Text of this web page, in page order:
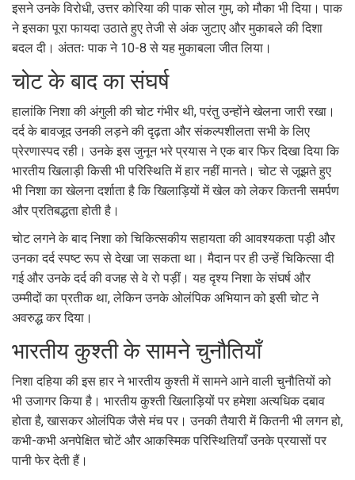
इसने उनके विरोधी, उत्तर कोरिया की पाक सोल गुम, को मौका भी दिया। पाक
ने इसका पूरा फायदा उठाते हुए तेजी से अंक जुटाए और मुकाबले की दिशा
बदल दी। अंततः पाक ने 10-8 से यह मुकाबला जीत लिया।
चोट के बाद का संघर्ष
हालांकि निशा की अंगुली की चोट गंभीर थी, परंतु उन्होंने खेलना जारी रखा।
दर्द के बावजूद उनकी लड़ने की दृढ़ता और संकल्पशीलता सभी के लिए
प्रेरणास्पद रही। उनके इस जुनून भरे प्रयास ने एक बार फिर दिखा दिया कि
भारतीय खिलाड़ी किसी भी परिस्थिति में हार नहीं मानते। चोट से जूझते हुए
भी निशा का खेलना दर्शाता है कि खिलाड़ियों में खेल को लेकर कितनी समर्पण
और प्रतिबद्धता होती है।
चोट लगने के बाद निशा को चिकित्सकीय सहायता की आवश्यकता पड़ी और
उनका दर्द स्पष्ट रूप से देखा जा सकता था। मैदान पर ही उन्हें चिकित्सा दी
गई और उनके दर्द की वजह से वे रो पड़ीं। यह दृश्य निशा के संघर्ष और
उम्मीदों का प्रतीक था, लेकिन उनके ओलंपिक अभियान को इसी चोट ने
अवरुद्ध कर दिया।
भारतीय कुश्ती के सामने चुनौतियाँ
निशा दहिया की इस हार ने भारतीय कुश्ती में सामने आने वाली चुनौतियों को
भी उजागर किया है। भारतीय कुश्ती खिलाड़ियों पर हमेशा अत्यधिक दबाव
होता है, खासकर ओलंपिक जैसे मंच पर। उनकी तैयारी में कितनी भी लगन हो,
कभी-कभी अनपेक्षित चोटें और आकस्मिक परिस्थितियाँ उनके प्रयासों पर
पानी फेर देती हैं।